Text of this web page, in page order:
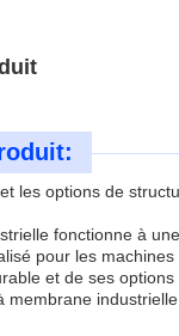
les options de
fonctionne à
pour les
et de ses
membrane